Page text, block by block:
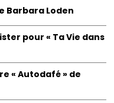
Barbara Loden
pour « Ta Vie dans
« Autodafé » de